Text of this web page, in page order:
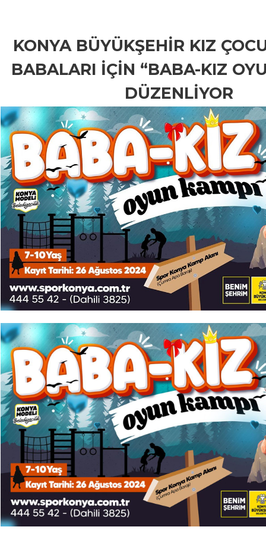
KONYA BÜYÜKŞEHİR KIZ
BABALARI İÇİN “BABA-KIZ
DÜZENLİYOR